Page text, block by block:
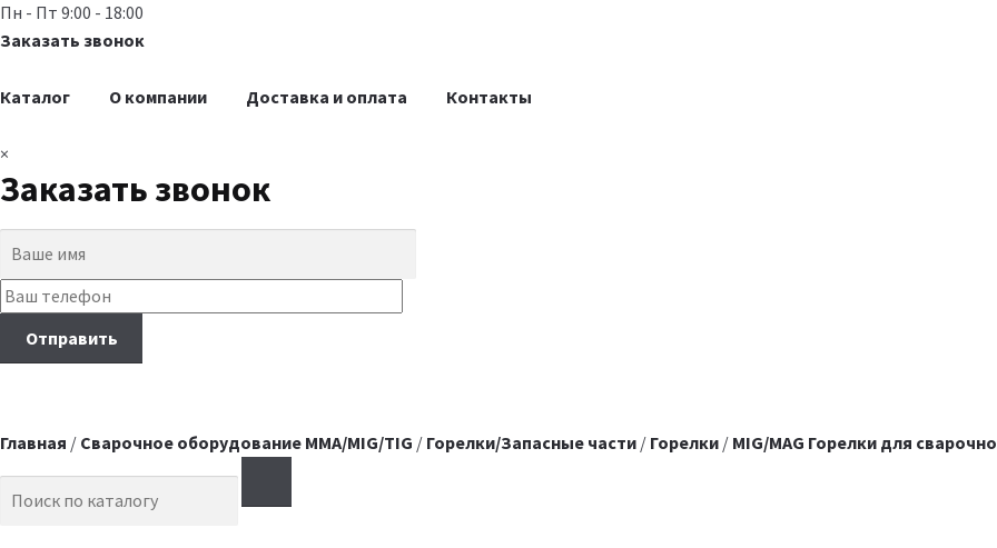
Пн - Пт 9:00 - 18:00
Заказать звонок
Каталог О компании Доставка и оплата Контакты
×
Заказать звонок
Главная / Сварочное оборудование MMA/MIG/TIG / Горелки/Запасные части / Горелки / MIG/MAG Горелки для
Search for: